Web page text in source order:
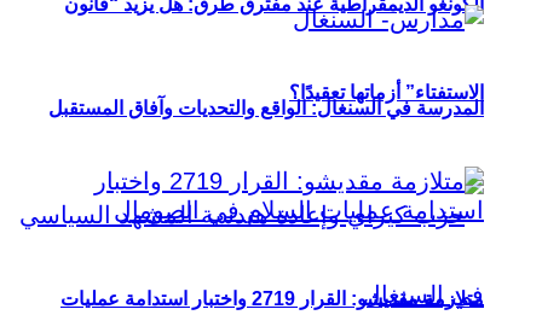
الكونغو الديمقراطية عند مفترق طرق: هل يزيد “قانون
الاستفتاء” أزماتها تعقيدًا؟
المدرسة في السنغال: الواقع والتحديات وآفاق المستقبل
متلازمة مقديشو: القرار 2719 واختبار استدامة عمليات